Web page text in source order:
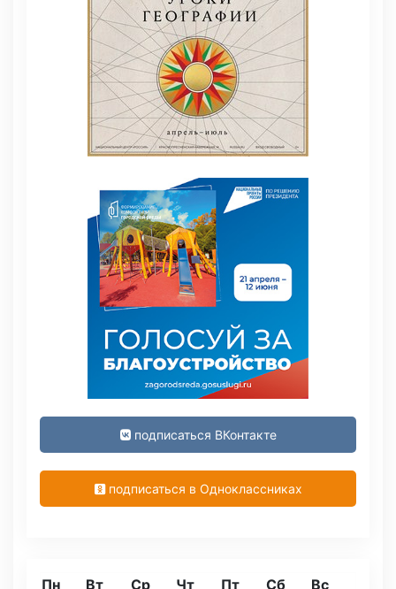
подписаться ВКонтакте
подписаться в Одноклассниках
Пн Вт Ср Чт Пт Сб Вс